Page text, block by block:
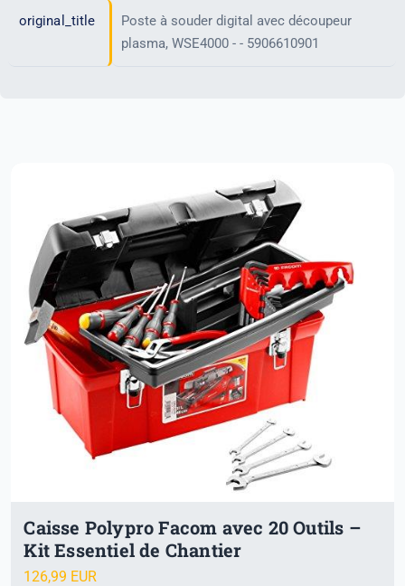
original_title
Poste à souder digital avec découpeur
plasma, WSE4000 - - 5906610901
Caisse Polypro Facom avec 20 Outils –
Kit Essentiel de Chantier
126,99 EUR